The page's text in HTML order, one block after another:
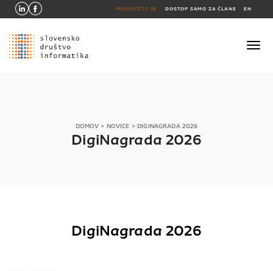
PRIDRUŽITE SE DOSTOP SAMO ZA ČLANE EN
DOMOV > NOVICE > DIGINAGRADA 2026
DigiNagrada 2026
DigiNagrada 2026